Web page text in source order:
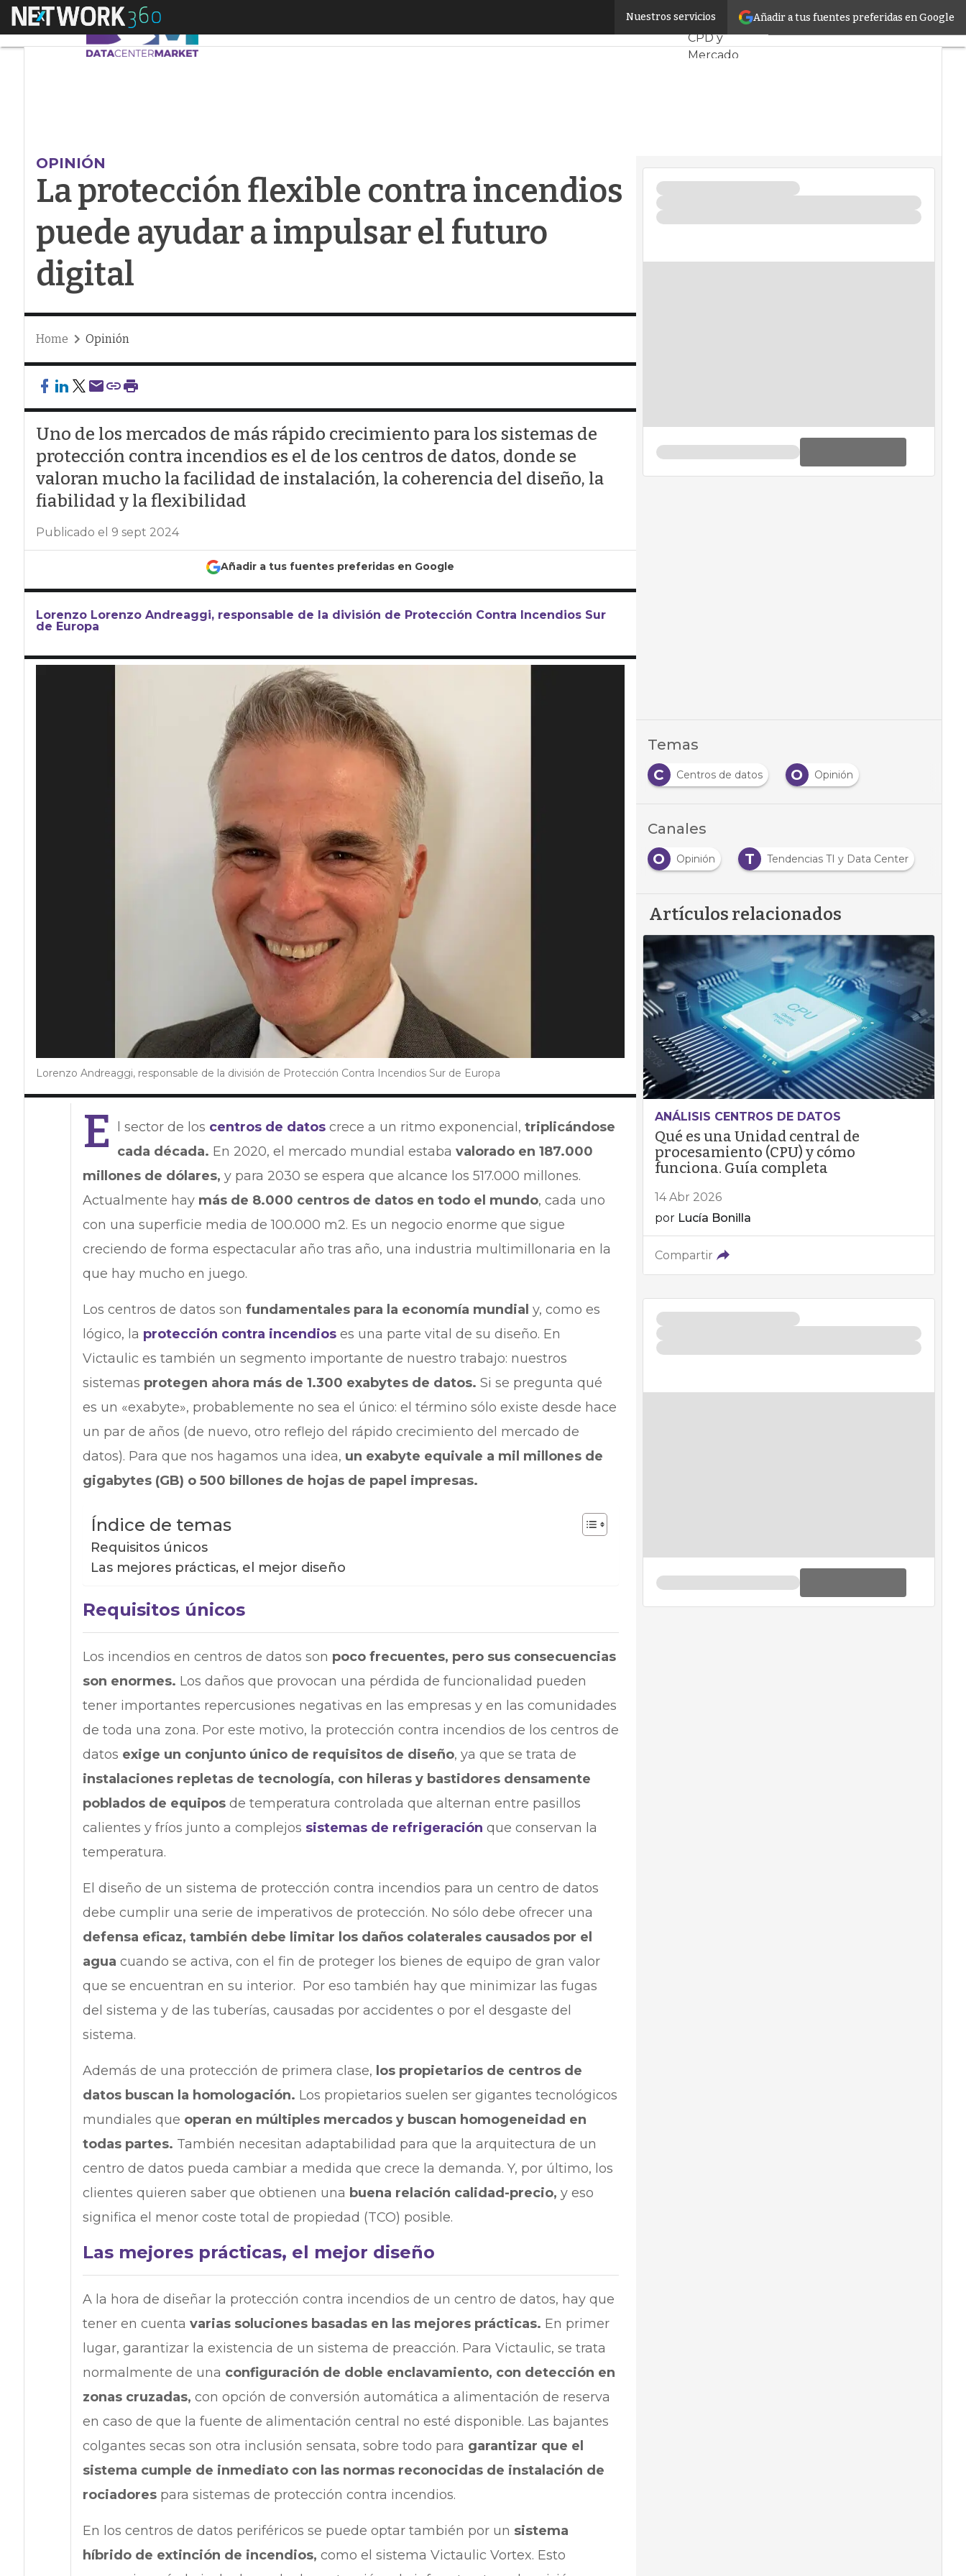
Añadir a tus fuentes preferidas en Google
Nuestros servicios
Menú La protección flexible contra incendios puede ayudar a impulsar el futuro digitalServidores
CPD y
Mercado
Artificial
OPINIÓN
La protección flexible contra incendios
puede ayudar a impulsar el futuro
digital
Home Opinión
Uno de los mercados de más rápido crecimiento para los sistemas de
protección contra incendios es el de los centros de datos, donde se
valoran mucho la facilidad de instalación, la coherencia del diseño, la
fiabilidad y la flexibilidad
Publicado el 9 sept 2024
Añadir a tus fuentes preferidas en Google
Lorenzo Lorenzo Andreaggi, responsable de la división de Protección Contra Incendios Sur
de Europa
Lorenzo Andreaggi, responsable de la división de Protección Contra Incendios Sur de Europa
E l sector de los centros de datoscrece a un ritmo exponencial, triplicándose
cada década. En 2020, el mercado mundial estaba valorado en 187.000
millones de dólares, y para 2030 se espera que alcance los 517.000 millones.
Actualmente hay más de 8.000 centros de datos en todo el mundo, cada uno
con una superficie media de 100.000 m2. Es un negocio enorme que sigue
creciendo de forma espectacular año tras año, una industria multimillonaria en la
que hay mucho en juego.
Los centros de datos son fundamentales para la economía mundial y, como es
lógico, la protección contra incendioses una parte vital de su diseño. En
Victaulic es también un segmento importante de nuestro trabajo: nuestros
sistemas protegen ahora más de 1.300 exabytes de datos. Si se pregunta qué
es un «exabyte», probablemente no sea el único: el término sólo existe desde hace
un par de años (de nuevo, otro reflejo del rápido crecimiento del mercado de
datos). Para que nos hagamos una idea, un exabyte equivale a mil millones de
gigabytes (GB) o 500 billones de hojas de papel impresas.
Índice de temas
Requisitos únicos
Las mejores prácticas, el mejor diseño
Requisitos únicos
Los incendios en centros de datos son poco frecuentes, pero sus consecuencias
son enormes. Los daños que provocan una pérdida de funcionalidad pueden
tener importantes repercusiones negativas en las empresas y en las comunidades
de toda una zona. Por este motivo, la protección contra incendios de los centros de
datos exige un conjunto único de requisitos de diseño, ya que se trata de
instalaciones repletas de tecnología, con hileras y bastidores densamente
poblados de equiposde temperatura controlada que alternan entre pasillos
calientes y fríos junto a complejos sistemas de refrigeración que conservan la
temperatura.
El diseño de un sistema de protección contra incendios para un centro de datos
debe cumplir una serie de imperativos de protección. No sólo debe ofrecer una
defensa eficaz, también debe limitar los daños colaterales causados por el
agua cuando se activa, con el fin de proteger los bienes de equipo de gran valor
que se encuentran en su interior. Por eso también hay que minimizar las fugas
del sistema y de las tuberías, causadas por accidentes o por el desgaste del
sistema.
Además de una protección de primera clase, los propietarios de centros de
datos buscan la homologación. Los propietarios suelen ser gigantes tecnológicos
mundiales que operan en múltiples mercados y buscan homogeneidad en
todas partes. También necesitan adaptabilidad para que la arquitectura de un
centro de datos pueda cambiar a medida que crece la demanda. Y, por último, los
clientes quieren saber que obtienen una buena relación calidad-precio, y eso
significa el menor coste total de propiedad (TCO) posible.
Las mejores prácticas, el mejor diseño
A la hora de diseñar la protección contra incendios de un centro de datos, hay que
tener en cuenta varias soluciones basadas en las mejores prácticas. En primer
lugar, garantizar la existencia de un sistema de preacción. Para Victaulic, se trata
normalmente de una configuración de doble enclavamiento, con detección en
zonas cruzadas, con opción de conversión automática a alimentación de reserva
en caso de que la fuente de alimentación central no esté disponible. Las bajantes
colgantes secas son otra inclusión sensata, sobre todo para garantizar que el
sistema cumple de inmediato con las normas reconocidas de instalación de
rociadorespara sistemas de protección contra incendios.
En los centros de datos periféricos se puede optar también por un sistema
híbrido de extinción de incendios, como el sistema Victaulic Vortex. Esto
Temas
C
Centros de datos O Opinión
Canales
O
Opinión T Tendencias TI y Data Center
Artículos relacionados
ANÁLISIS CENTROS DE DATOS
Qué es una Unidad central de
procesamiento (CPU) y cómo
funciona. Guía completa
14 Abr 2026
por Lucía Bonilla
Compartir